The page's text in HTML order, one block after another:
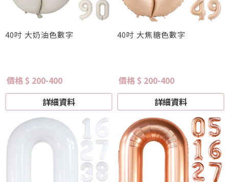
40吋 大奶油色數字
價格 $ 200-400
詳細資料
40吋 大焦糖色數字
價格 $ 200-400
詳細資料